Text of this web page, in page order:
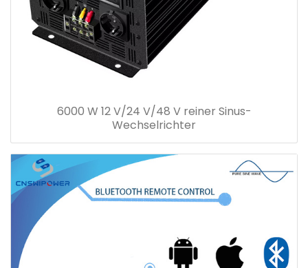
6000 W 12 V/24 V/48 V reiner Sinus-
Wechselrichter